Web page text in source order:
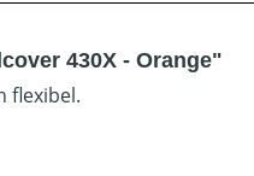
430X - Orange"
flexibel.